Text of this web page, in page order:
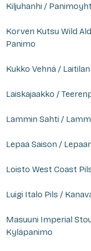
Kiljuhanhi /
Korven Kutsu Wild
Panimo
Kukko Vehnä /
Laiskajaakko /
Lammin Sahti /
Lepaa Saison /
Loisto West Coast
Luigi Italo Pils /
Masuuni Imperial
Kyläpanimo